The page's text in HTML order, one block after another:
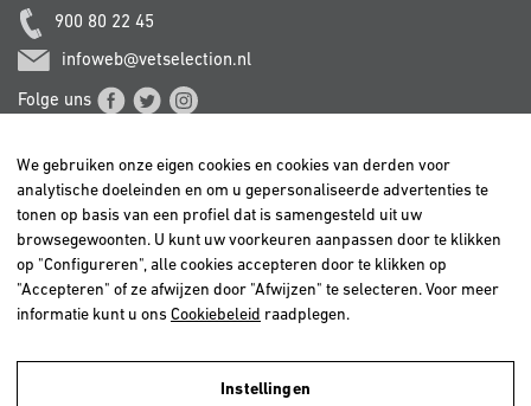
900 80 22 45
infoweb@vetselection.nl
Folge uns
BELGIË / BELGIQUE
DEUTSCHLAND
ESPAÑA
ITALIA
We gebruiken onze eigen cookies en cookies van derden voor
analytische doeleinden en om u gepersonaliseerde advertenties te
tonen op basis van een profiel dat is samengesteld uit uw
browsegewoonten. U kunt uw voorkeuren aanpassen door te klikken
op "Configureren", alle cookies accepteren door te klikken op
"Accepteren" of ze afwijzen door "Afwijzen" te selecteren. Voor meer
informatie kunt u ons Cookiebeleid raadplegen.
Instellingen